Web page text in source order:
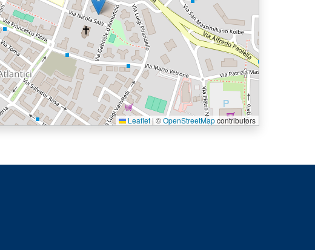
Leaflet | ©OpenStreetMapcontributors